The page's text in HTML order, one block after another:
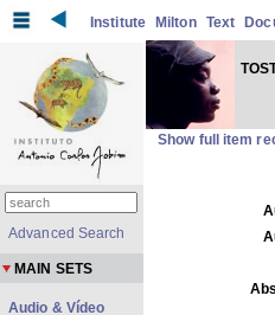
Institute Milton Text
Show full item
Advanced Search
MAIN SETS
Audio & Vídeo